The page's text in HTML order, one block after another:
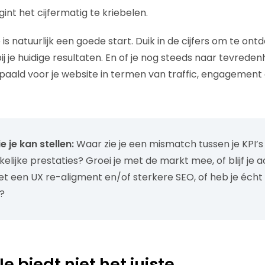
het cijfermatig te kriebelen.
natuurlijk een goede start. Duik in de cijfers om te
je huidige resultaten. En of je nog steeds naar
voor je website in termen van traffic, engagement
je kan stellen:Waar zie je een mismatch tussen je
prestaties? Groei je met de markt mee, of blijf je
een UX re-aligment en/of sterkere SEO, of heb je écht